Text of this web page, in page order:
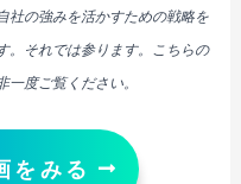
社の強みを活かすための戦略を
。それでは参ります。こちらの
度ご覧ください。
をみる